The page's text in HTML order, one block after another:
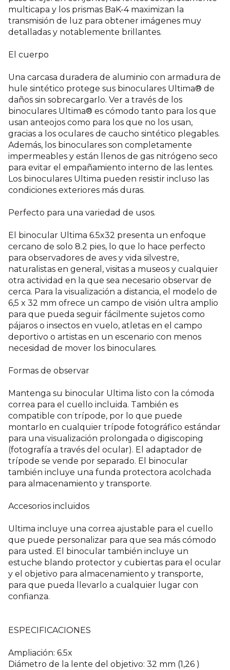
multicapa y los prismas BaK-4 maximizan la
transmisión de luz para obtener imágenes muy
detalladas y notablemente brillantes.
El cuerpo
Una carcasa duradera de aluminio con armadura de
hule sintético protege sus binoculares Ultima® de
daños sin sobrecargarlo. Ver a través de los
binoculares Ultima® es cómodo tanto para los que
usan anteojos como para los que no los usan,
gracias a los oculares de caucho sintético plegables.
Además, los binoculares son completamente
impermeables y están llenos de gas nitrógeno seco
para evitar el empañamiento interno de las lentes.
Los binoculares Ultima pueden resistir incluso las
condiciones exteriores más duras.
Perfecto para una variedad de usos.
El binocular Ultima 6.5x32 presenta un enfoque
cercano de solo 8.2 pies, lo que lo hace perfecto
para observadores de aves y vida silvestre,
naturalistas en general, visitas a museos y cualquier
otra actividad en la que sea necesario observar de
cerca. Para la visualización a distancia, el modelo de
6,5 x 32 mm ofrece un campo de visión ultra amplio
para que pueda seguir fácilmente sujetos como
pájaros o insectos en vuelo, atletas en el campo
deportivo o artistas en un escenario con menos
necesidad de mover los binoculares.
Formas de observar
Mantenga su binocular Ultima listo con la cómoda
correa para el cuello incluida. También es
compatible con trípode, por lo que puede
montarlo en cualquier trípode fotográfico estándar
para una visualización prolongada o digiscoping
(fotografía a través del ocular). El adaptador de
trípode se vende por separado. El binocular
también incluye una funda protectora acolchada
para almacenamiento y transporte.
Accesorios incluidos
Ultima incluye una correa ajustable para el cuello
que puede personalizar para que sea más cómodo
para usted. El binocular también incluye un
estuche blando protector y cubiertas para el ocular
y el objetivo para almacenamiento y transporte,
para que pueda llevarlo a cualquier lugar con
confianza.
ESPECIFICACIONES
Ampliación: 6.5x
Diámetro de la lente del objetivo: 32 mm (1,26 )